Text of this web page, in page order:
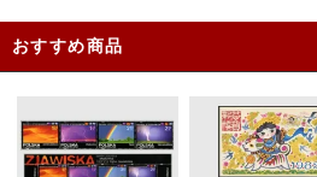
おすすめ商品